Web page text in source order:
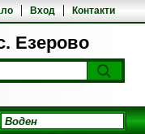
Езерово
Вход Контакти